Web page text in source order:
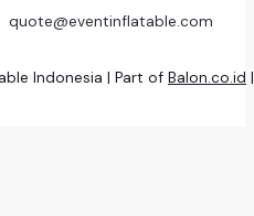
quote@eventinflatable.com
Indonesia | Part of Balon.co.id